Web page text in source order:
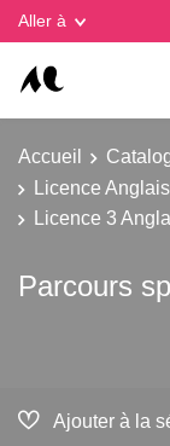
Aller à
Accueil
Licence
Licence 3
Parcours
Ajouter à la
Gestion des cookies